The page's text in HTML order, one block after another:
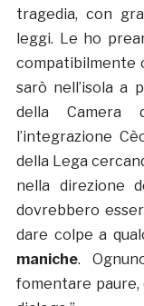
tragedia, con
leggi. Le ho
compatibilmente
sarò nell’isola a
della Camera
l’integrazione
della Lega
nella direzione
dovrebbero
dare colpe a
maniche.
fomentare paure,